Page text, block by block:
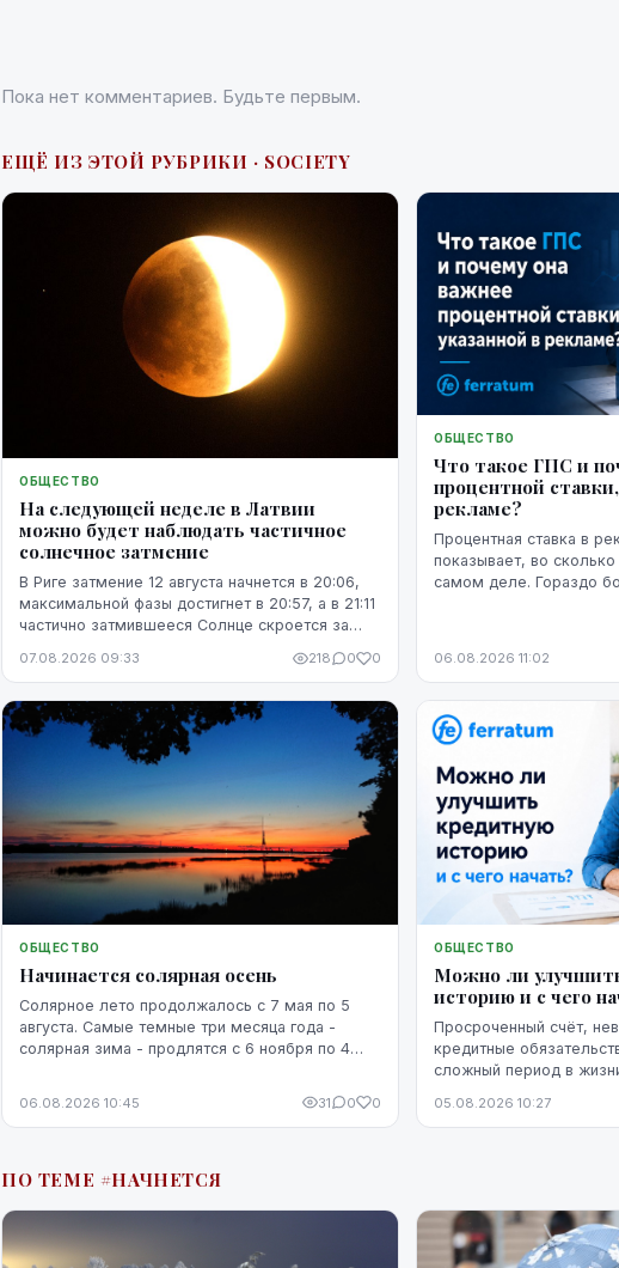
Пока нет комментариев. Будьте первым.
ЕЩЁ ИЗ ЭТОЙ РУБРИКИ · SOCIETY
ОБЩЕСТВО
На следующей неделе в Латвии
можно будет наблюдать частичное
солнечное затмение
В Риге затмение 12 августа начнется в 20:06,
максимальной фазы достигнет в 20:57, а в 21:11
частично затмившееся Солнце скроется за
07.08.2026 09:33 218 0 0
ОБЩЕСТВО
Что такое ГПС и
процентной
рекламе?
Процентная ставка в
показывает, во
самом деле. Гораздо
06.08.2026 11:02
ОБЩЕСТВО
Начинается солярная осень
Солярное лето продолжалось с 7 мая по 5
августа. Самые темные три месяца года -
солярная зима - продлятся с 6 ноября по 4
06.08.2026 10:45 31 0 0
ОБЩЕСТВО
Можно ли
историю и с чего
Просроченный счёт,
кредитные
сложный период в
негативная запись не
действия.
05.08.2026 10:27
ПО ТЕМЕ #НАЧНЕТСЯ